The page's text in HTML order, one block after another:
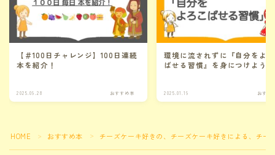
【＃100日チャレンジ】100日連続
本を紹介！
2025.09.28 おすすめ本
環境に流されずに『自分をよ
ばせる習慣』を身につけよう！
2025.01.19 おすす
HOME ＞ おすすめ本 ＞ チーズケーキ好きの、チーズケーキ好きによる、チ